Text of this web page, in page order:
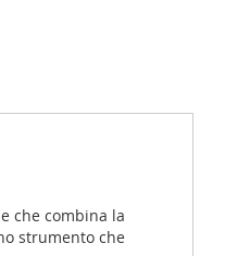
che combina la
strumento che